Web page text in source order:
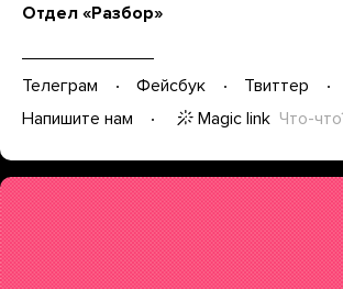
Отдел «Разбор»
Телеграм Фейсбук Твиттер
Напишите нам
Magic link Что-